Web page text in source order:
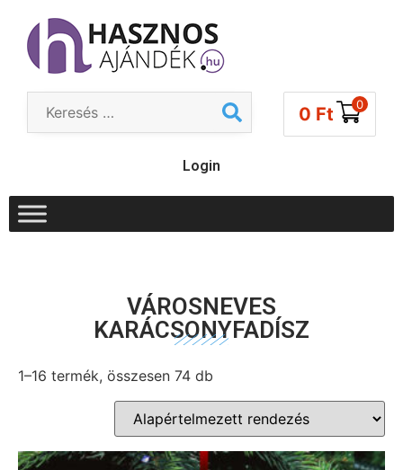
0 Ft 0
Login
VÁROSNEVES
KARÁCSONYFADÍSZ
1–16 termék, összesen 74 db